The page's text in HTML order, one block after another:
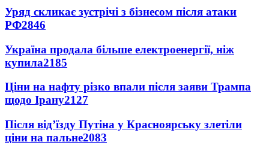
Уряд скликає зустрічі з бізнесом після атаки
РФ2846
Україна продала більше електроенергії, ніж
купила2185
Ціни на нафту різко впали після заяви Трампа
щодо Ірану2127
Після від’їзду Путіна у Красноярську злетіли
ціни на пальне2083